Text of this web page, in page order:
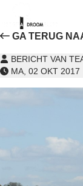
GA TERUG
BERICHT VAN
MA, 02 OKT 2017